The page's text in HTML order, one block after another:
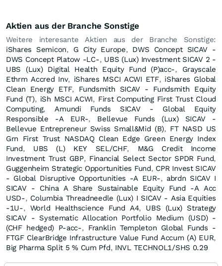
Aktien aus der Branche Sonstige
Weitere interesante Aktien aus der Branche Sonstige:
iShares Semicon, G City Europe, DWS Concept SICAV -
DWS Concept Platow -LC-, UBS (Lux) Investment SICAV 2 -
UBS (Lux) Digital Health Equity Fund (P)acc-, Grayscale
Ethrm Accred Inv, iShares MSCI ACWI ETF, iShares Global
Clean Energy ETF, Fundsmith SICAV - Fundsmith Equity
Fund (T), iSh MSCI ACWI, First Computing First Trust Cloud
Computing,Amundi Funds SICAV - Global Equity
Responsible -A EUR-, Bellevue Funds (Lux) SICAV -
Bellevue Entrepreneur Swiss Small&Mid (B), FT NASD US
Grn First Trust NASDAQ Clean Edge Green Energy Index
Fund, UBS (L) KEY SEL/CHF, M&G Credit Income
Investment Trust GBP, Financial Select Sector SPDR Fund,
Guggenheim Strategic Opportunities Fund, CPR Invest SICAV
- Global Disruptive Opportunities -A EUR-, abrdn SICAV I
SICAV - China A Share Sustainable Equity Fund -A Acc
USD-, Columbia Threadneedle (Lux) I SICAV - Asia Equities
-1U-, World Healthscience Fund A4, UBS (Lux) Strategy
SICAV - Systematic Allocation Portfolio Medium (USD) -
(CHF hedged) P-acc-, Franklin Templeton Global Funds -
FTGF ClearBridge Infrastructure Value Fund Accum (A) EUR,
Big Pharma Split 5 % Cum Pfd, INVL TECHNOL1/SHS 0.29